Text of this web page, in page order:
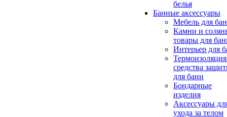
белья
Банные аксессуары
Мебель для
Камни и
товары для
Интерьер для
средства
для бани
Бондарные
изделия
Аксеcсуары
ухода за телом